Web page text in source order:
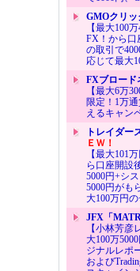
GMOクリッ
【最大100
FX！から口
の取引で
応じて最大
FXブロード
【最大6万
限定！1万
えるキャン
トレイダー
ＥＷ！
【最大101
ら口座開設
5000円+シ
5000円がも
大100万円
JFX「
【小林芳彦
大100万
ジナルレポ
および